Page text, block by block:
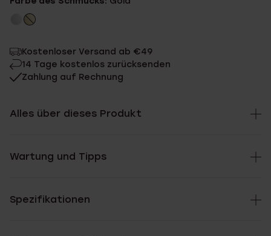
Kostenloser Versand ab €49
14 Tage kostenlos zurücksenden
Zahlung auf Rechnung
Alles über dieses Produkt
Wartung und Tipps
Spezifikationen